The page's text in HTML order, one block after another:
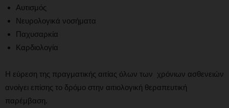
Αυτισμός
Νευρολογικά νοσήματα
Παχυσαρκία
Καρδιολογία
Η εύρεση της πραγματικής αιτίας όλων των χρόνιων ασθενειών
ανοίγει επίσης το δρόμο στην αιτιολογική θεραπευτική
παρέμβαση.